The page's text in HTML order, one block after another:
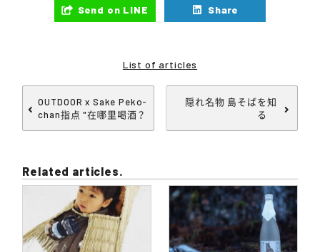
Send on LINE Share
List of articles
OUTDOOR x Sake Peko-
chan指点 "在哪里喝酒？
隠れ名物 島そばを知
る
Related articles.